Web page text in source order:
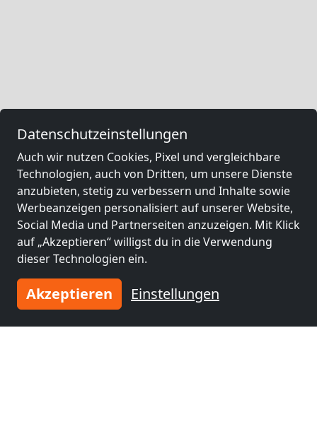
Datenschutzeinstellungen
Auch wir nutzen Cookies, Pixel und vergleichbare
Technologien, auch von Dritten, um unsere Dienste
anzubieten, stetig zu verbessern und Inhalte sowie
Werbeanzeigen personalisiert auf unserer Website,
Social Media und Partnerseiten anzuzeigen. Mit Klick
auf „Akzeptieren“ willigst du in die Verwendung
dieser Technologien ein.
Akzeptieren Einstellungen